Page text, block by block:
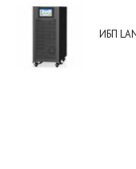
ИБП